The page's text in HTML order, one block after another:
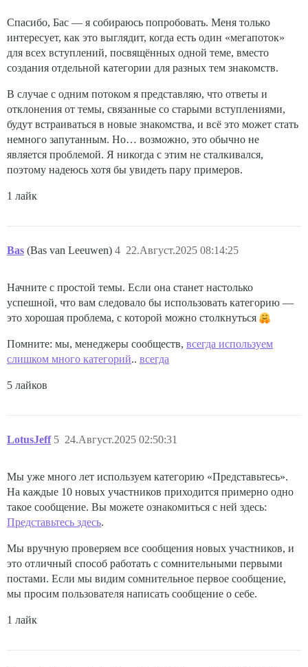
Спасибо, Бас — я собираюсь попробовать. Меня только
интересует, как это выглядит, когда есть один «мегапоток»
для всех вступлений, посвящённых одной теме, вместо
создания отдельной категории для разных тем знакомств.
В случае с одним потоком я представляю, что ответы и
отклонения от темы, связанные со старыми вступлениями,
будут встраиваться в новые знакомства, и всё это может стать
немного запутанным. Но… возможно, это обычно не
является проблемой. Я никогда с этим не сталкивался,
поэтому надеюсь хотя бы увидеть пару примеров.
1 лайк
Bas (Bas van Leeuwen) 22.Август.2025 08:14:25
4
Начните с простой темы. Если она станет настолько
успешной, что вам следовало бы использовать категорию —
это хорошая проблема, с которой можно столкнуться
Помните: мы, менеджеры сообществ, всегда используем
слишком много категорий.. всегда
5 лайков
LotusJeff 24.Август.2025 02:50:31
5
Мы уже много лет используем категорию «Представьтесь».
На каждые 10 новых участников приходится примерно одно
такое сообщение. Вы можете ознакомиться с ней здесь:
Представьтесь здесь.
Мы вручную проверяем все сообщения новых участников, и
это отличный способ работать с сомнительными первыми
постами. Если мы видим сомнительное первое сообщение,
мы просим пользователя написать сообщение о себе.
1 лайк